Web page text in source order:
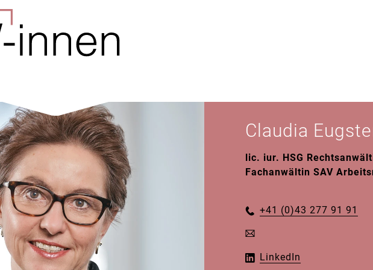
Claudia
lic. iur. HSG
Fachanwältin SAV
+41 (0)43 277 91 91
LinkedIn